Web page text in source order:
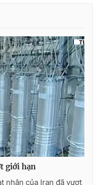
Thể thao
sản
lòng Việt
mình bằng AI
giới hạn
nhân của Iran đã vượt